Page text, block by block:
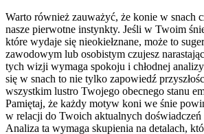
Warto również zauważyć, że konie w snach
nasze pierwotne instynkty. Jeśli w Twoim
które wydaje się nieokiełznane, może to
zawodowym lub osobistym czujesz
tych wizji wymaga spokoju i chłodnej
się w snach to nie tylko zapowiedź
wszystkim lustro Twojego obecnego stanu
Pamiętaj, że każdy motyw koni we śnie
w relacji do Twoich aktualnych
Analiza ta wymaga skupienia na detalach,